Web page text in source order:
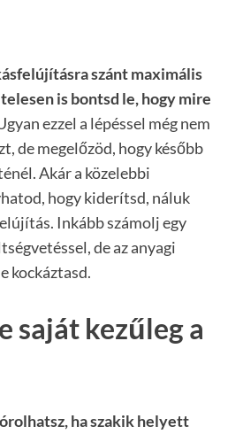
szánt maximális
is bontsd le, hogy mire
ezzel a lépéssel még nem
de megelőzöd, hogy később
Akár a közelebbi
hogy kiderítsd, náluk
Inkább számolj egy
de az anyagi
kockáztasd.
saját kezűleg a
ha szakik helyett